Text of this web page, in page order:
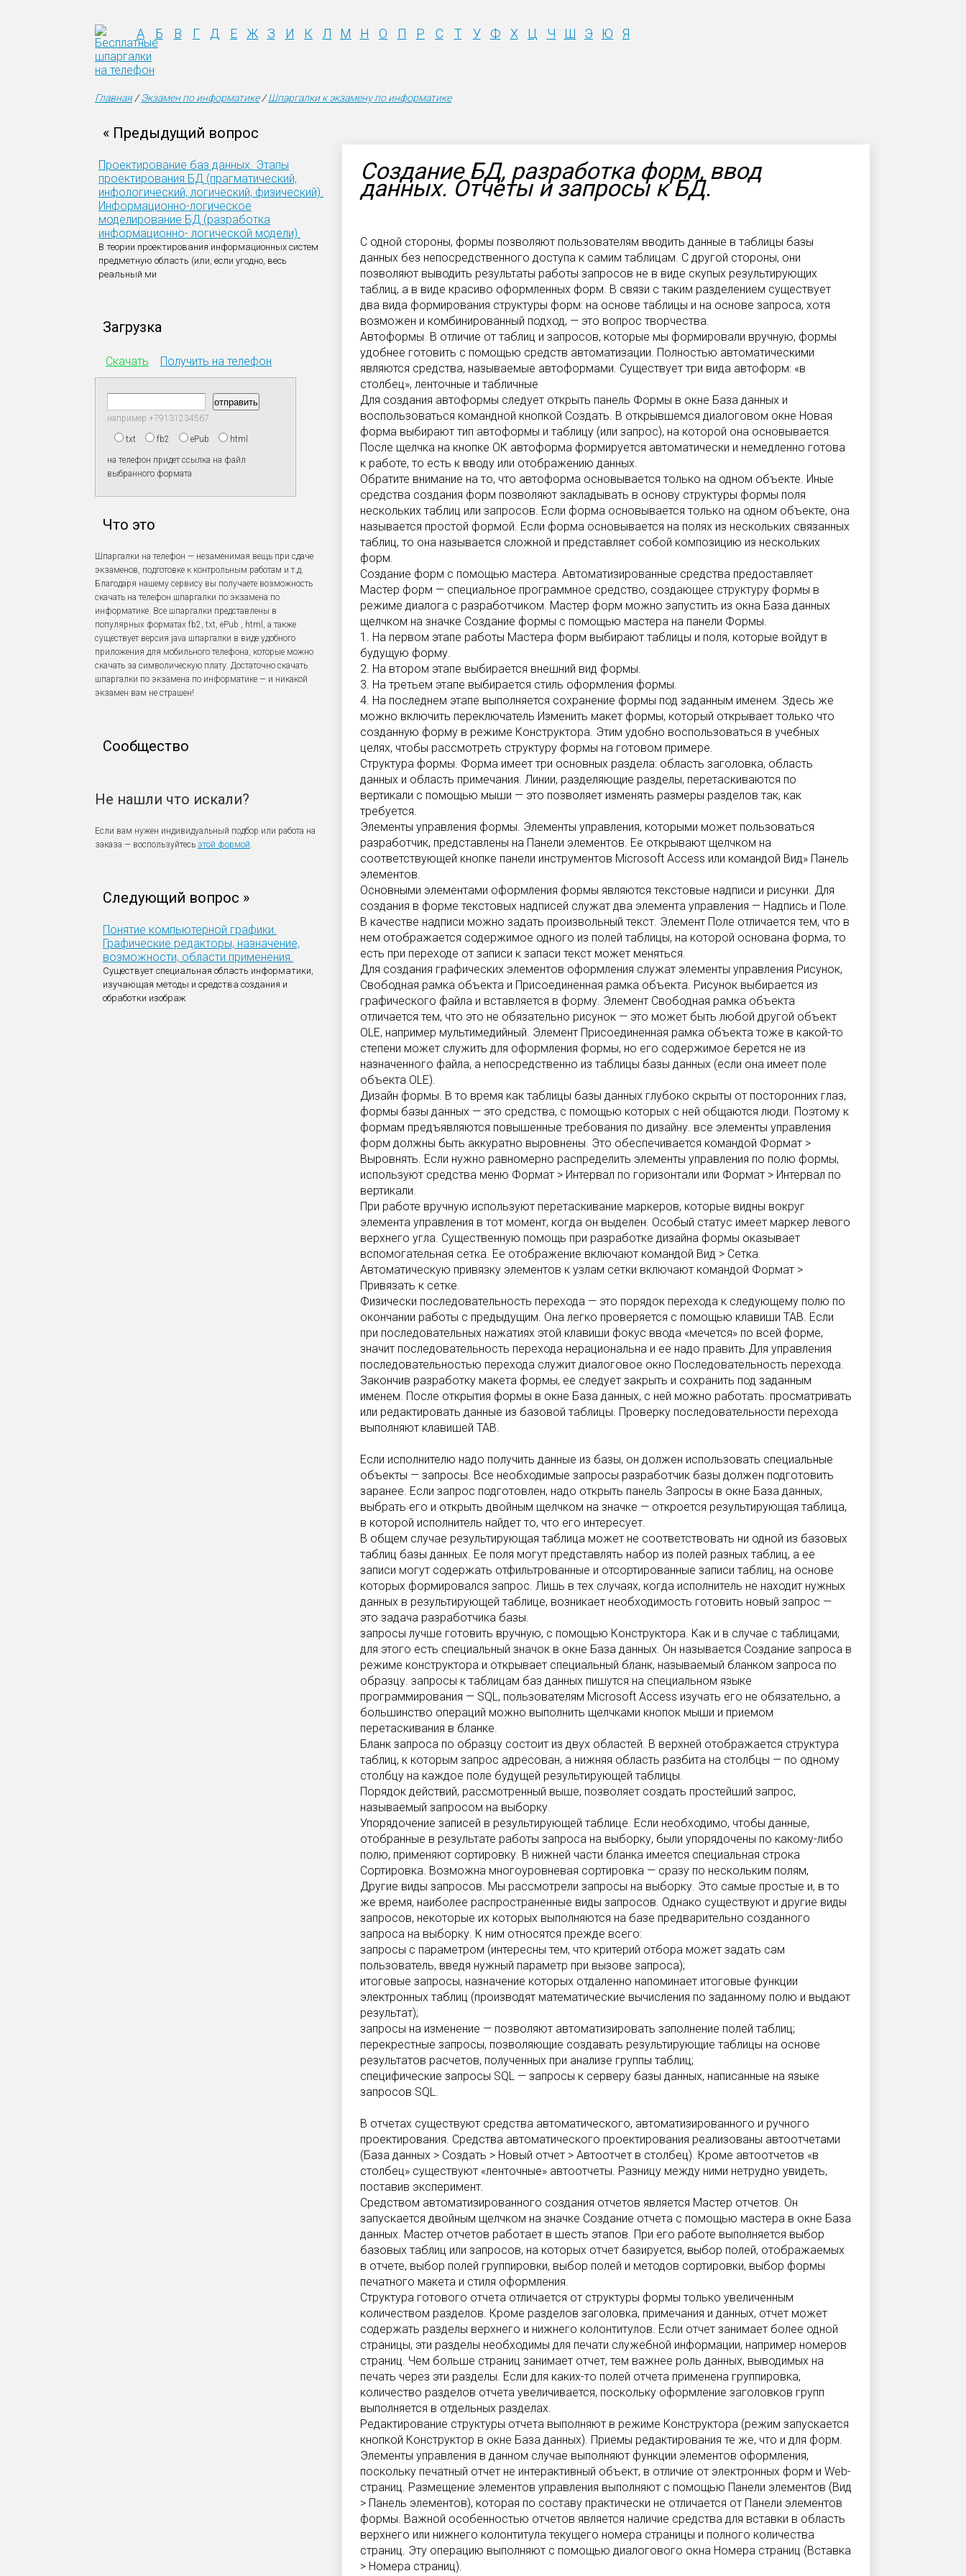
А Б В Г Д Е Ж З И К Л М Н О П Р С Т У Ф Х Ц Ч Ш Э Ю Я
Главная/Экзамен по информатике/Шпаргалки к экзамену по информатике
« Предыдущий вопрос
Проектирование баз данных. Этапы
проектирования БД (прагматический,
инфологический, логический, физический).
Информационно-логическое
моделирование БД (разработка
информационно- логической модели).
В теории проектирования информационных систем
предметную область (или, если угодно, весь
реальный ми
Загрузка
Скачать Получить на телефон
например +79131234567
txt fb2 ePub html
на телефон придет ссылка на файл
выбранного формата
Что это
Шпаргалки на телефон — незаменимая вещь при сдаче
экзаменов, подготовке к контрольным работам и т.д.
Благодаря нашему сервису вы получаете возможность
скачать на телефон шпаргалки по экзамена по
информатике. Все шпаргалки представлены в
популярных форматах fb2, txt, ePub , html, а также
существует версия java шпаргалки в виде удобного
приложения для мобильного телефона, которые можно
скачать за символическую плату. Достаточно скачать
шпаргалки по экзамена по информатике — и никакой
экзамен вам не страшен!
Сообщество
Не нашли что искали?
Если вам нужен индивидуальный подбор или работа на
заказа — воспользуйтесь этой формой.
Следующий вопрос »
Понятие компьютерной графики.
Графические редакторы, назначение,
возможности, области применения.
Существует специальная область информатики,
изучающая методы и средства создания и
обработки изображ
Cоздание БД, разработка форм, ввод
данных. Отчеты и запросы к БД.
С одной стороны, формы позволяют пользователям вводить данные в таблицы базы
данных без непосредственного доступа к самим таблицам. С другой стороны, они
позволяют выводить результаты работы запросов не в виде скупых результирующих
таблиц, а в виде красиво оформленных форм. В связи с таким разделением существует
два вида формирования структуры форм: на основе таблицы и на основе запроса, хотя
возможен и комбинированный подход, — это вопрос творчества.
Автоформы. В отличие от таблиц и запросов, которые мы формировали вручную, формы
удобнее готовить с помощью средств автоматизации. Полностью автоматическими
являются средства, называемые автоформами. Существует три вида автоформ: «в
столбец», ленточные и табличные
Для создания автоформы следует открыть панель Формы в окне База данных и
воспользоваться командной кнопкой Создать. В открывшемся диалоговом окне Новая
форма выбирают тип автоформы и таблицу (или запрос), на которой она основывается.
После щелчка на кнопке ОК автоформа формируется автоматически и немедленно готова
к работе, то есть к вводу или отображению данных.
Обратите внимание на то, что автоформа основывается только на одном объекте. Иные
средства создания форм позволяют закладывать в основу структуры формы поля
нескольких таблиц или запросов. Если форма основывается только на одном объекте, она
называется простой формой. Если форма основывается на полях из нескольких связанных
таблиц, то она называется сложной и представляет собой композицию из нескольких
форм.
Создание форм с помощью мастера. Автоматизированные средства предоставляет
Мастер форм — специальное программное средство, создающее структуру формы в
режиме диалога с разработчиком. Мастер форм можно запустить из окна База данных
щелчком на значке Создание формы с помощью мастера на панели Формы.
1. На первом этапе работы Мастера форм выбирают таблицы и поля, которые войдут в
будущую форму.
2. На втором этапе выбирается внешний вид формы.
3. На третьем этапе выбирается стиль оформления формы.
4. На последнем этапе выполняется сохранение формы под заданным именем. Здесь же
можно включить переключатель Изменить макет формы, который открывает только что
созданную форму в режиме Конструктора. Этим удобно воспользоваться в учебных
целях, чтобы рассмотреть структуру формы на готовом примере.
Структура формы. Форма имеет три основных раздела: область заголовка, область
данных и область примечания. Линии, разделяющие разделы, перетаскиваются по
вертикали с помощью мыши — это позволяет изменять размеры разделов так, как
требуется.
Элементы управления формы. Элементы управления, которыми может пользоваться
разработчик, представлены на Панели элементов. Ее открывают щелчком на
соответствующей кнопке панели инструментов Microsoft Access или командой Вид» Панель
элементов.
Основными элементами оформления формы являются текстовые надписи и рисунки. Для
создания в форме текстовых надписей служат два элемента управления — Надпись и Поле.
В качестве надписи можно задать произвольный текст. Элемент Поле отличается тем, что в
нем отображается содержимое одного из полей таблицы, на которой основана форма, то
есть при переходе от записи к запаси текст может меняться.
Для создания графических элементов оформления служат элементы управления Рисунок,
Свободная рамка объекта и Присоединенная рамка объекта. Рисунок выбирается из
графического файла и вставляется в форму. Элемент Свободная рамка объекта
отличается тем, что это не обязательно рисунок — это может быть любой другой объект
OLE, например мультимедийный. Элемент Присоединенная рамка объекта тоже в какой-то
степени может служить для оформления формы, но его содержимое берется не из
назначенного файла, а непосредственно из таблицы базы данных (если она имеет поле
объекта OLE).
Дизайн формы. В то время как таблицы базы данных глубоко скрыты от посторонних глаз,
формы базы данных — это средства, с помощью которых с ней общаются люди. Поэтому к
формам предъявляются повышенные требования по дизайну. все элементы управления
форм должны быть аккуратно выровнены. Это обеспечивается командой Формат >
Выровнять. Если нужно равномерно распределить элементы управления по полю формы,
используют средства меню Формат > Интервал по горизонтали или Формат > Интервал по
вертикали.
При работе вручную используют перетаскивание маркеров, которые видны вокруг
элемента управления в тот момент, когда он выделен. Особый статус имеет маркер левого
верхнего угла. Существенную помощь при разработке дизайна формы оказывает
вспомогательная сетка. Ее отображение включают командой Вид > Сетка.
Автоматическую привязку элементов к узлам сетки включают командой Формат >
Привязать к сетке.
Физически последовательность перехода — это порядок перехода к следующему полю по
окончании работы с предыдущим. Она легко проверяется с помощью клавиши TAB. Если
при последовательных нажатиях этой клавиши фокус ввода «мечется» по всей форме,
значит последовательность перехода нерациональна и ее надо править.Для управления
последовательностью перехода служит диалоговое окно Последовательность перехода.
Закончив разработку макета формы, ее следует закрыть и сохранить под заданным
именем. После открытия формы в окне База данных, с ней можно работать: просматривать
или редактировать данные из базовой таблицы. Проверку последовательности перехода
выполняют клавишей TAB.
Если исполнителю надо получить данные из базы, он должен использовать специальные
объекты — запросы. Все необходимые запросы разработчик базы должен подготовить
заранее. Если запрос подготовлен, надо открыть панель Запросы в окне База данных,
выбрать его и открыть двойным щелчком на значке — откроется результирующая таблица,
в которой исполнитель найдет то, что его интересует.
В общем случае результирующая таблица может не соответствовать ни одной из базовых
таблиц базы данных. Ее поля могут представлять набор из полей разных таблиц, а ее
записи могут содержать отфильтрованные и отсортированные записи таблиц, на основе
которых формировался запрос. Лишь в тех случаях, когда исполнитель не находит нужных
данных в результирующей таблице, возникает необходимость готовить новый запрос —
это задача разработчика базы.
запросы лучше готовить вручную, с помощью Конструктора. Как и в случае с таблицами,
для этого есть специальный значок в окне База данных. Он называется Создание запроса в
режиме конструктора и открывает специальный бланк, называемый бланком запроса по
образцу. запросы к таблицам баз данных пишутся на специальном языке
программирования — SQL, пользователям Microsoft Access изучать его не обязательно, а
большинство операций можно выполнить щелчками кнопок мыши и приемом
перетаскивания в бланке.
Бланк запроса по образцу состоит из двух областей. В верхней отображается структура
таблиц, к которым запрос адресован, а нижняя область разбита на столбцы — по одному
столбцу на каждое поле будущей результирующей таблицы.
Порядок действий, рассмотренный выше, позволяет создать простейший запрос,
называемый запросом на выборку.
Упорядочение записей в результирующей таблице. Если необходимо, чтобы данные,
отобранные в результате работы запроса на выборку, были упорядочены по какому-либо
полю, применяют сортировку. В нижней части бланка имеется специальная строка
Сортировка. Возможна многоуровневая сортировка — сразу по нескольким полям,
Другие виды запросов. Мы рассмотрели запросы на выборку. Это самые простые и, в то
же время, наиболее распространенные виды запросов. Однако существуют и другие виды
запросов, некоторые их которых выполняются на базе предварительно созданного
запроса на выборку. К ним относятся прежде всего:
запросы с параметром (интересны тем, что критерий отбора может задать сам
пользователь, введя нужный параметр при вызове запроса);
итоговые запросы, назначение которых отдаленно напоминает итоговые функции
электронных таблиц (производят математические вычисления по заданному полю и выдают
результат);
запросы на изменение — позволяют автоматизировать заполнение полей таблиц;
перекрестные запросы, позволяющие создавать результирующие таблицы на основе
результатов расчетов, полученных при анализе группы таблиц;
специфические запросы SQL — запросы к серверу базы данных, написанные на языке
запросов SQL.
В отчетах существуют средства автоматического, автоматизированного и ручного
проектирования. Средства автоматического проектирования реализованы автоотчетами
(База данных > Создать > Новый отчет > Автоотчет в столбец). Кроме автоотчетов «в
столбец» существуют «ленточные» автоотчеты. Разницу между ними нетрудно увидеть,
поставив эксперимент.
Средством автоматизированного создания отчетов является Мастер отчетов. Он
запускается двойным щелчком на значке Создание отчета с помощью мастера в окне База
данных. Мастер отчетов работает в шесть этапов. При его работе выполняется выбор
базовых таблиц или запросов, на которых отчет базируется, выбор полей, отображаемых
в отчете, выбор полей группировки, выбор полей и методов сортировки, выбор формы
печатного макета и стиля оформления.
Структура готового отчета отличается от структуры формы только увеличенным
количеством разделов. Кроме разделов заголовка, примечания и данных, отчет может
содержать разделы верхнего и нижнего колонтитулов. Если отчет занимает более одной
страницы, эти разделы необходимы для печати служебной информации, например номеров
страниц. Чем больше страниц занимает отчет, тем важнее роль данных, выводимых на
печать через эти разделы. Если для каких-то полей отчета применена группировка,
количество разделов отчета увеличивается, поскольку оформление заголовков групп
выполняется в отдельных разделах.
Редактирование структуры отчета выполняют в режиме Конструктора (режим запускается
кнопкой Конструктор в окне База данных). Приемы редактирования те же, что и для форм.
Элементы управления в данном случае выполняют функции элементов оформления,
поскольку печатный отчет не интерактивный объект, в отличие от электронных форм и Web-
страниц. Размещение элементов управления выполняют с помощью Панели элементов (Вид
> Панель элементов), которая по составу практически не отличается от Панели элементов
формы. Важной особенностью отчетов является наличие средства для вставки в область
верхнего или нижнего колонтитула текущего номера страницы и полного количества
страниц. Эту операцию выполняют с помощью диалогового окна Номера страниц (Вставка
> Номера страниц).